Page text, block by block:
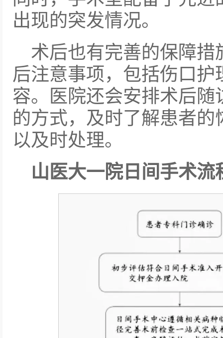
出现的突发情况。
术后也有完善的保障
后注意事项，包括伤口
容。医院还会安排术后
的方式，及时了解患者
以及时处理。
山医大一院日间手术流